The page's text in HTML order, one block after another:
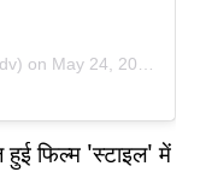
on May 24, 2020 at 11:08am PDT
फिल्म 'स्टाइल' में